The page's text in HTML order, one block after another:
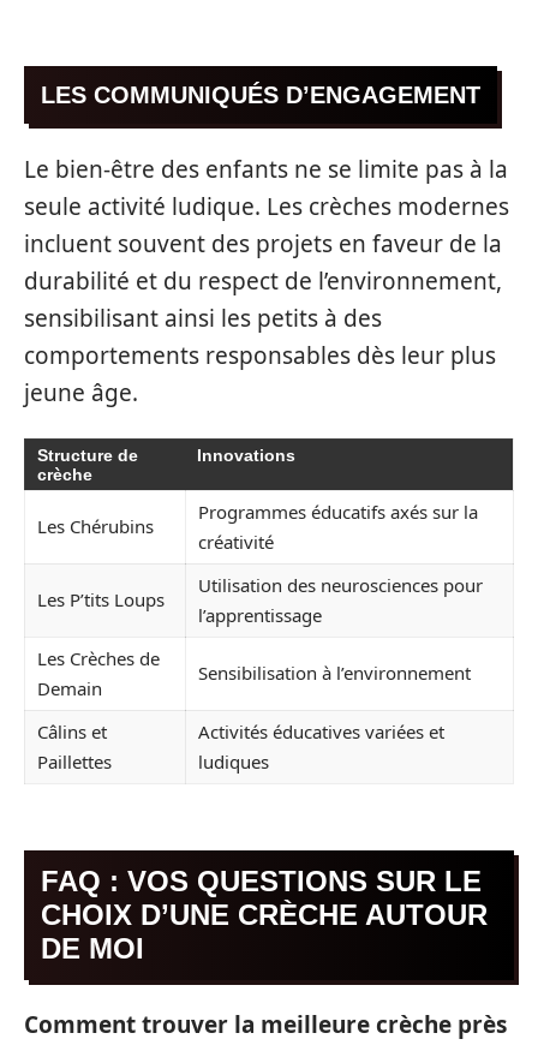
LES COMMUNIQUÉS D’ENGAGEMENT
Le bien-être des enfants ne se limite pas à la
seule activité ludique. Les crèches modernes
incluent souvent des projets en faveur de la
durabilité et du respect de l’environnement,
sensibilisant ainsi les petits à des
comportements responsables dès leur plus
jeune âge.
Structure de
crèche
Innovations
Les Chérubins
Programmes éducatifs axés sur la
créativité
Les P’tits Loups
Utilisation des neurosciences pour
l’apprentissage
Les Crèches de
Demain
Sensibilisation à l’environnement
Câlins et
Paillettes
Activités éducatives variées et
ludiques
FAQ : VOS QUESTIONS SUR LE
CHOIX D’UNE CRÈCHE AUTOUR
DE MOI
Comment trouver la meilleure crèche près